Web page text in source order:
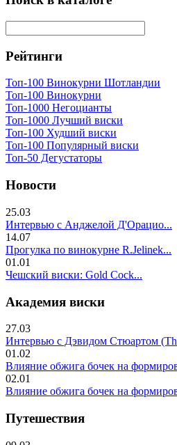
Рейтинги
Топ-100 Винокурни Шотландии
Топ-100 Винокурни
Топ-1000 Негоцианты
Топ-1000 Лучший виски
Топ-100 Худший виски
Топ-100 Популярный виски
Топ-50 Дегустаторы
Новости
25.03
Интервью с Анджелой Д'Орацио...
14.07
Прогулка по винокурне R.Jelinek...
01.01
Чешский виски: Gold Cock...
Академия виски
27.03
Интервью с Дэвидом Стюартом
01.02
Влияние обжига бочек на
02.01
Влияние обжига бочек на
Путешествия